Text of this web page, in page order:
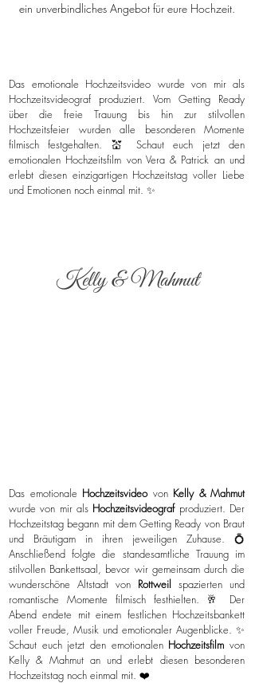
ein unverbindliches Angebot für eure Hochzeit.
Das emotionale Hochzeitsvideo wurde von mir als
Hochzeitsvideograf produziert. Vom Getting Ready
über die freie Trauung bis hin zur stilvollen
Hochzeitsfeier wurden alle besonderen Momente
filmisch festgehalten. 💒 Schaut euch jetzt den
emotionalen Hochzeitsfilm von Vera & Patrick an und
erlebt diesen einzigartigen Hochzeitstag voller Liebe
und Emotionen noch einmal mit. ✨
Kelly & Mahmut
Das emotionale Hochzeitsvideovon Kelly & Mahmut
wurde von mir als Hochzeitsvideograf produziert. Der
Hochzeitstag begann mit dem Getting Ready von Braut
und Bräutigam in ihren jeweiligen Zuhause. 💍
Anschließend folgte die standesamtliche Trauung im
stilvollen Bankettsaal, bevor wir gemeinsam durch die
wunderschöne Altstadt von Rottweil spazierten und
romantische Momente filmisch festhielten. 🥂 Der
Abend endete mit einem festlichen Hochzeitsbankett
voller Freude, Musik und emotionaler Augenblicke. ✨
Schaut euch jetzt den emotionalen Hochzeitsfilmvon
Kelly & Mahmut an und erlebt diesen besonderen
Hochzeitstag noch einmal mit. ❤️